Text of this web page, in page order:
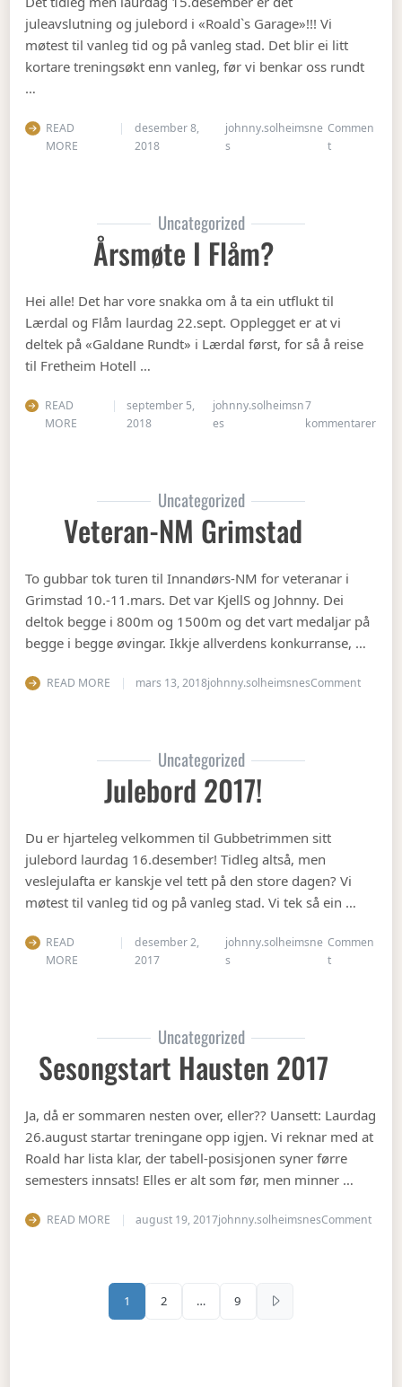
juleavslutning og julebord i «Roald`s Garage»!!! Vi
møtest til vanleg tid og på vanleg stad. Det blir ei litt
kortare treningsøkt enn vanleg, før vi benkar oss rundt
…
READ
MORE
desember 8,
2018
johnny.solheimsne
s
Commen
ton Julebordet
Uncategorized
Årsmøte I Flåm?
Hei alle! Det har vore snakka om å ta ein utflukt til
Lærdal og Flåm laurdag 22.sept. Opplegget er at vi
deltek på «Galdane Rundt» i Lærdal først, for så å reise
til Fretheim Hotell …
READ
MORE
september 5,
2018
johnny.solheimsn
es
7
kommentarertil
Uncategorized
Veteran-NM Grimstad
To gubbar tok turen til Innandørs-NM for veteranar i
Grimstad 10.-11.mars. Det var KjellS og Johnny. Dei
deltok begge i 800m og 1500m og det vart medaljar på
begge i begge øvingar. Ikkje allverdens konkurranse, …
READ MORE mars 13, 2018johnny.solheimsnesCommenton
Uncategorized
Julebord 2017!
Du er hjarteleg velkommen til Gubbetrimmen sitt
julebord laurdag 16.desember! Tidleg altså, men
veslejulafta er kanskje vel tett på den store dagen? Vi
møtest til vanleg tid og på vanleg stad. Vi tek så ein …
READ
MORE
desember 2,
2017
johnny.solheimsne
s
Commen
ton Julebord
Uncategorized
Sesongstart Hausten 2017
Ja, då er sommaren nesten over, eller?? Uansett: Laurdag
26.august startar treningane opp igjen. Vi reknar med at
Roald har lista klar, der tabell-posisjonen syner førre
semesters innsats! Elles er alt som før, men minner …
READ MORE august 19, 2017johnny.solheimsnesCommenton
Sidepaginering
1 2 … 9